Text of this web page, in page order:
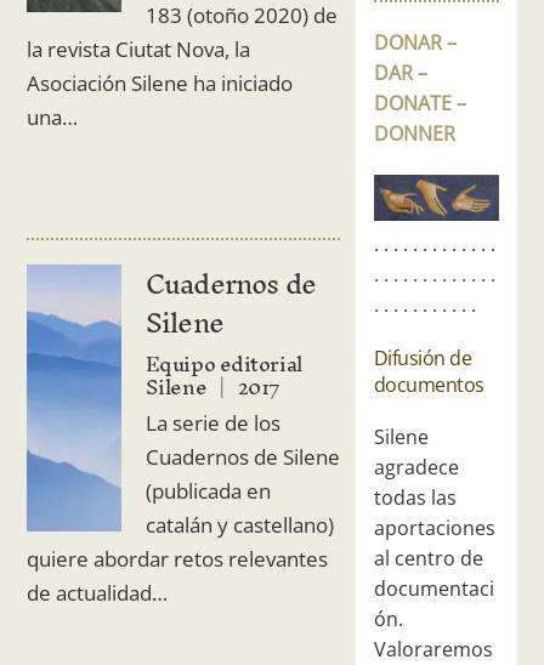
183 (otoño 2020) de
la revista Ciutat Nova, la
Asociación Silene ha iniciado
una…
Cuadernos de
Silene
Equipo editorial
Silene 2017
La serie de los
Cuadernos de Silene
(publicada en
catalán y castellano)
quiere abordar retos relevantes
de actualidad…
DONAR –
DAR –
DONATE –
DONNER
. . . . . . . . . . . . .
. . . . . . . . . . . . .
. . . . . . . . . . .
Difusión de
documentos
Silene
agradece
todas las
aportaciones
al centro de
documentaci
ón.
Valoraremos